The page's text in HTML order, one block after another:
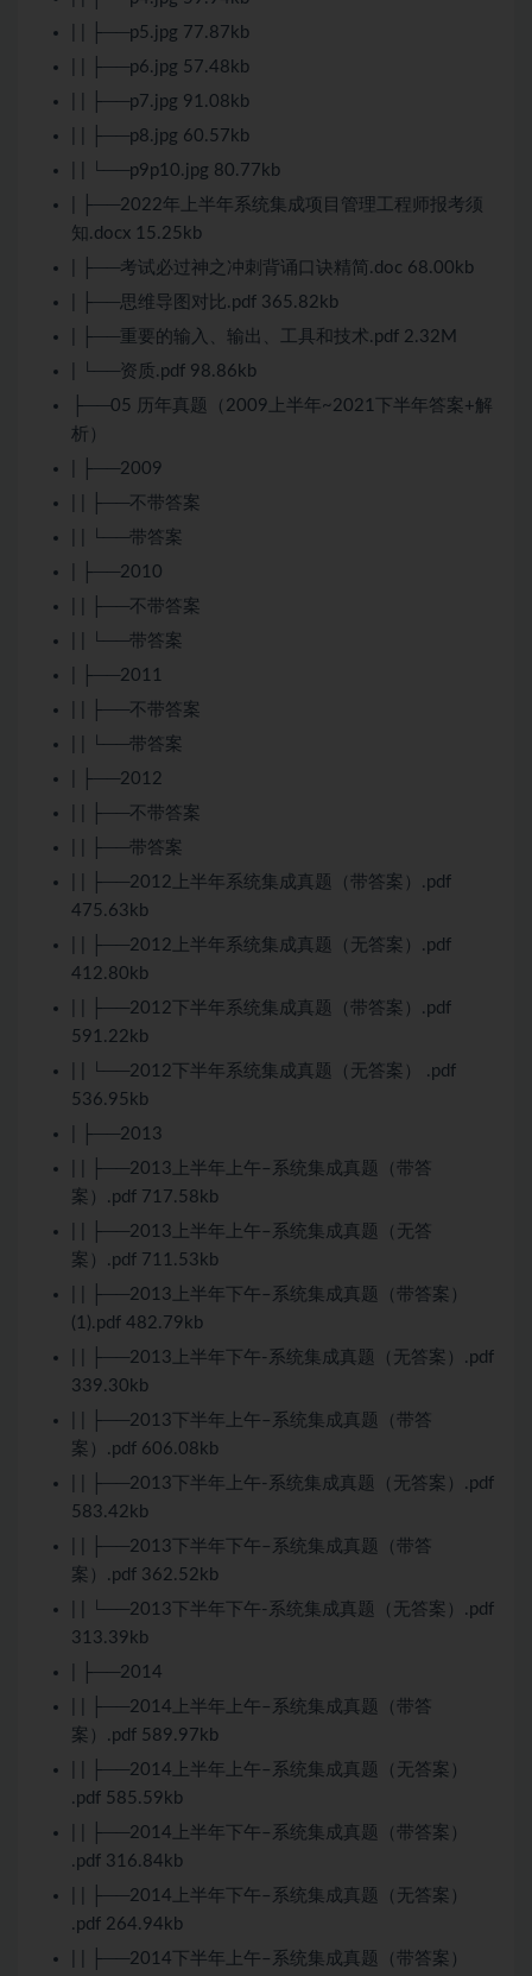
| | ├──p5.jpg 77.87kb
| | ├──p6.jpg 57.48kb
| | ├──p7.jpg 91.08kb
| | ├──p8.jpg 60.57kb
| | └──p9p10.jpg 80.77kb
| ├──2022年上半年系统集成项目管理工程师报考须
知.docx 15.25kb
| ├──考试必过神之冲刺背诵口诀精简.doc 68.00kb
| ├──思维导图对比.pdf 365.82kb
| ├──重要的输入、输出、工具和技术.pdf 2.32M
| └──资质.pdf 98.86kb
├──05 历年真题（2009上半年~2021下半年答案+解
析）
| ├──2009
| | ├──不带答案
| | └──带答案
| ├──2010
| | ├──不带答案
| | └──带答案
| ├──2011
| | ├──不带答案
| | └──带答案
| ├──2012
| | ├──不带答案
| | ├──带答案
| | ├──2012上半年系统集成真题（带答案）.pdf
475.63kb
| | ├──2012上半年系统集成真题（无答案）.pdf
412.80kb
| | ├──2012下半年系统集成真题（带答案）.pdf
591.22kb
| | └──2012下半年系统集成真题（无答案） .pdf
536.95kb
| ├──2013
| | ├──2013上半年上午–系统集成真题（带答
案）.pdf 717.58kb
| | ├──2013上半年上午–系统集成真题（无答
案）.pdf 711.53kb
| | ├──2013上半年下午–系统集成真题（带答案）
(1).pdf 482.79kb
| | ├──2013上半年下午-系统集成真题（无答案）.pdf
339.30kb
| | ├──2013下半年上午–系统集成真题（带答
案）.pdf 606.08kb
| | ├──2013下半年上午-系统集成真题（无答案）.pdf
583.42kb
| | ├──2013下半年下午–系统集成真题（带答
案）.pdf 362.52kb
| | └──2013下半年下午-系统集成真题（无答案）.pdf
313.39kb
| ├──2014
| | ├──2014上半年上午–系统集成真题（带答
案）.pdf 589.97kb
| | ├──2014上半年上午–系统集成真题（无答案）
.pdf 585.59kb
| | ├──2014上半年下午–系统集成真题（带答案）
.pdf 316.84kb
| | ├──2014上半年下午–系统集成真题（无答案）
.pdf 264.94kb
| | ├──2014下半年上午–系统集成真题（带答案）